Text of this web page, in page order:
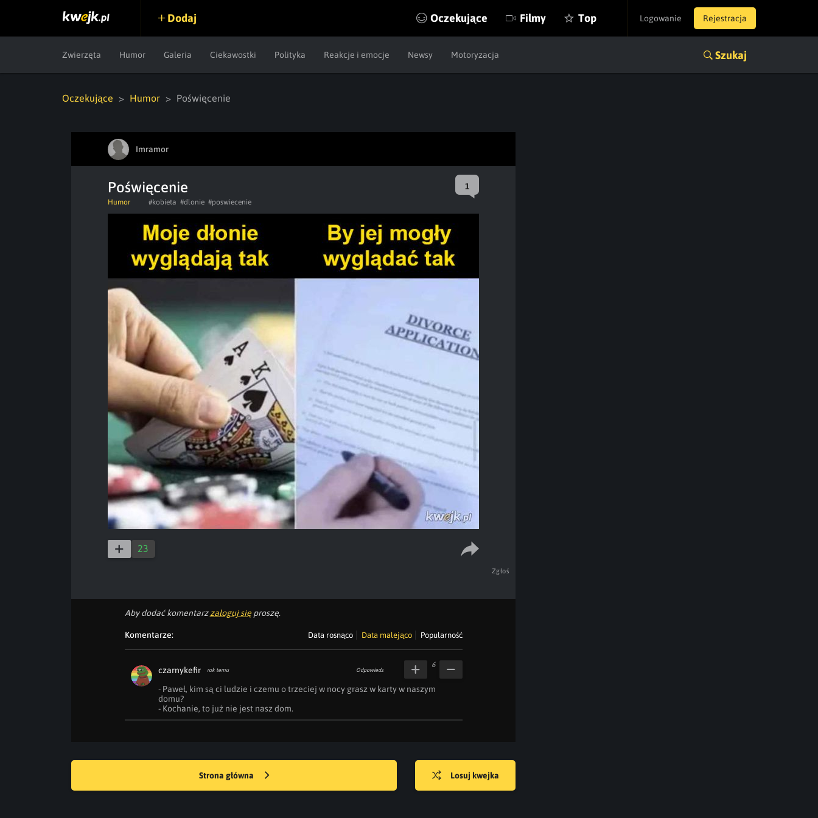
Logowanie Rejestracja
Dodaj Oczekujące Filmy Top
Zwierzęta Humor Galeria Ciekawostki Polityka Reakcje i emocje Newsy Motoryzacja Szukaj
Oczekujące Humor Poświęcenie
Imramor
Poświęcenie 1
Humor #kobieta #dlonie #poswiecenie
23
Zgłoś
Aby dodać komentarzzaloguj sięproszę.
Komentarze: Data rosnąco Data malejąco Popularność
czarnykefir rok temu Odpowiedz
- Paweł, kim są ci ludzie i czemu o trzeciej w nocy grasz w karty w naszym
domu?
- Kochanie, to już nie jest nasz dom.
6
Strona główna Losuj kwejka